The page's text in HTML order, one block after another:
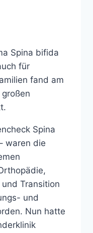
Spina bifida
für
fand am
Spina
waren die
Transition
und
Nun hatte